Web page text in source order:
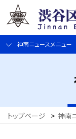
神南ニュースメニュー
トップページ > 神南